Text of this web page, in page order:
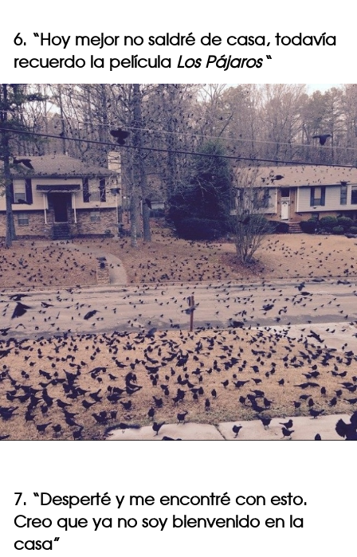
6. “Hoy mejor no saldré de casa, todavía
recuerdo la película Los Pájaros “
7. “Desperté y me encontré con esto.
Creo que ya no soy bienvenido en la
casa”